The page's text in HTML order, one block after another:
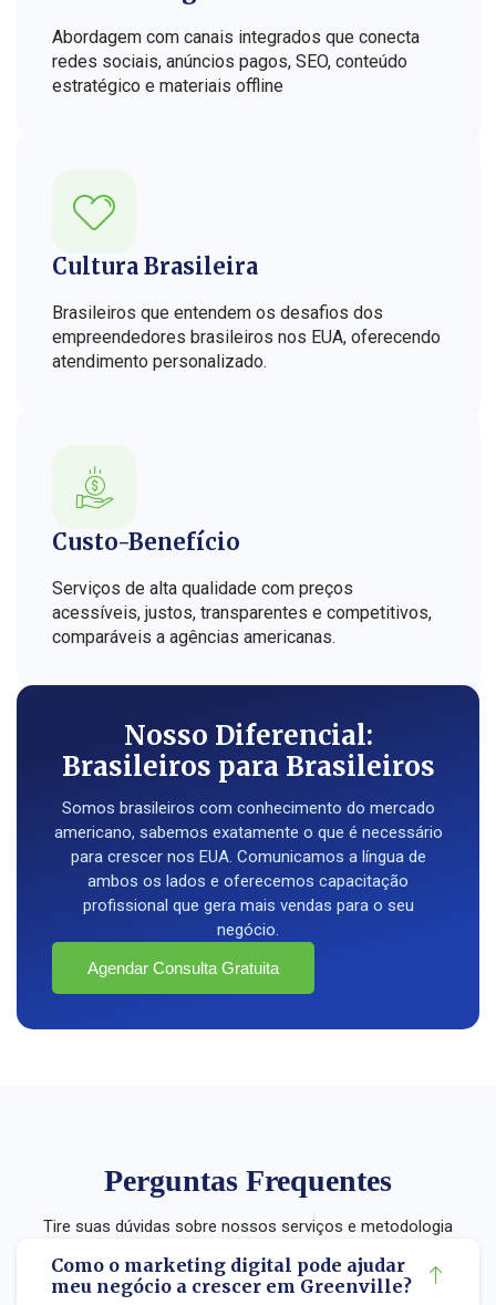
Abordagem com canais integrados que conecta
redes sociais, anúncios pagos, SEO, conteúdo
estratégico e materiais offline
Cultura Brasileira
Brasileiros que entendem os desafios dos
empreendedores brasileiros nos EUA, oferecendo
atendimento personalizado.
Custo-Benefício
Serviços de alta qualidade com preços
acessíveis, justos, transparentes e competitivos,
comparáveis a agências americanas.
Nosso Diferencial:
Brasileiros para Brasileiros
Somos brasileiros com conhecimento do mercado
americano, sabemos exatamente o que é necessário
para crescer nos EUA. Comunicamos a língua de
ambos os lados e oferecemos capacitação
profissional que gera mais vendas para o seu
negócio.
Agendar Consulta Gratuita
Perguntas Frequentes
Tire suas dúvidas sobre nossos serviços e metodologia
Como o marketing digital pode ajudar
meu negócio a crescer em Greenville?